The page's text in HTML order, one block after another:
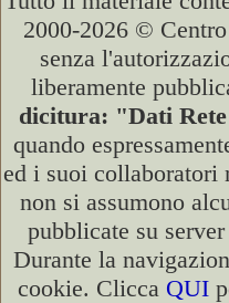
2000-2026 ©
senza
liberamente
dicitura: "Dati
quando
ed i suoi collaboratori
non si assumono
pubblicate su
Durante la
cookie. Clicca QUI